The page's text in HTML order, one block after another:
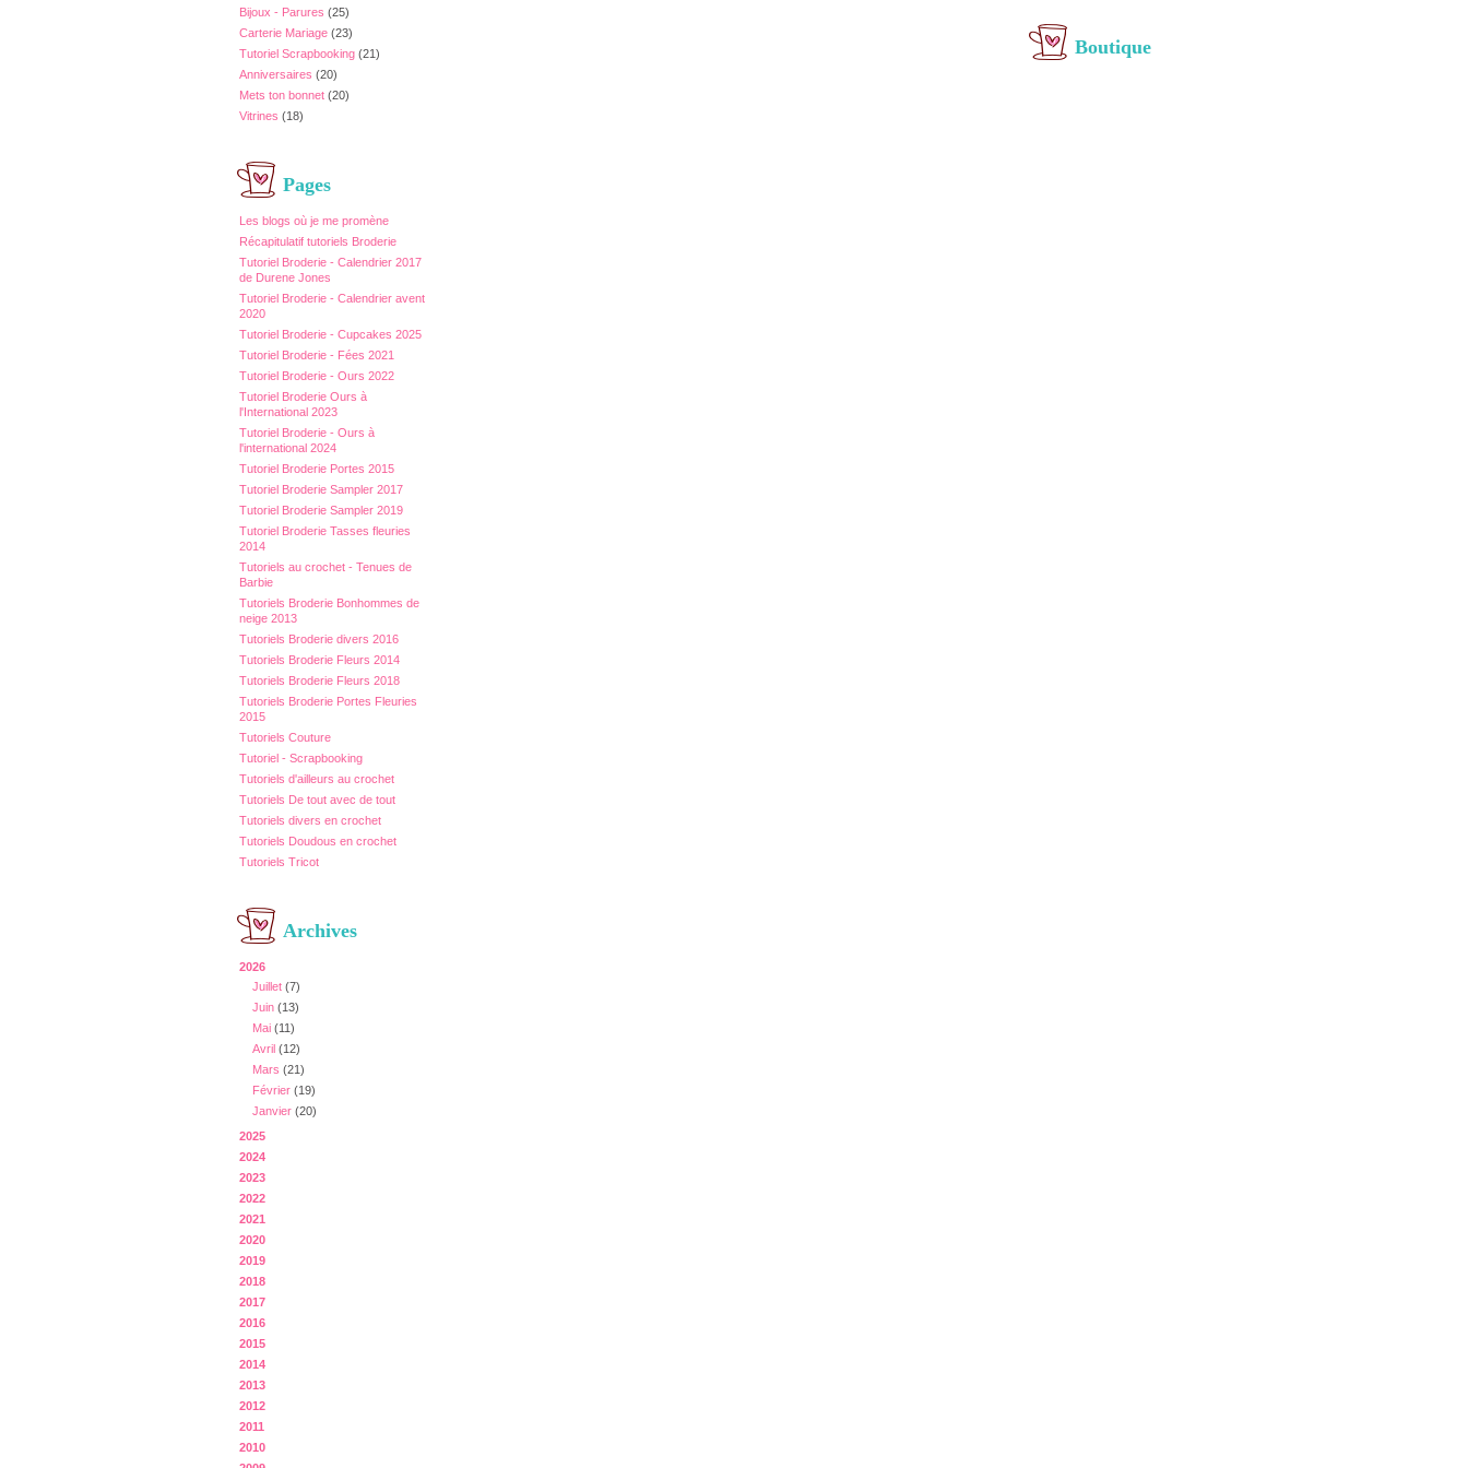
Bijoux - Parures (25)
Carterie Mariage (23)
Tutoriel Scrapbooking (21)
Anniversaires (20)
Mets ton bonnet (20)
Vitrines (18)
Pages
Les blogs où je me promène
Récapitulatif tutoriels Broderie
Tutoriel Broderie - Calendrier 2017
de Durene Jones
Tutoriel Broderie - Calendrier avent
2020
Tutoriel Broderie - Cupcakes 2025
Tutoriel Broderie - Fées 2021
Tutoriel Broderie - Ours 2022
Tutoriel Broderie Ours à
l'International 2023
Tutoriel Broderie - Ours à
l'international 2024
Tutoriel Broderie Portes 2015
Tutoriel Broderie Sampler 2017
Tutoriel Broderie Sampler 2019
Tutoriel Broderie Tasses fleuries
2014
Tutoriels au crochet - Tenues de
Barbie
Tutoriels Broderie Bonhommes de
neige 2013
Tutoriels Broderie divers 2016
Tutoriels Broderie Fleurs 2014
Tutoriels Broderie Fleurs 2018
Tutoriels Broderie Portes Fleuries
2015
Tutoriels Couture
Tutoriel - Scrapbooking
Tutoriels d'ailleurs au crochet
Tutoriels De tout avec de tout
Tutoriels divers en crochet
Tutoriels Doudous en crochet
Tutoriels Tricot
Archives
2026
Juillet (7)
Juin (13)
Mai (11)
Avril (12)
Mars (21)
Février (19)
Janvier (20)
2025
2024
2023
2022
2021
2020
2019
2018
2017
2016
2015
2014
2013
2012
2011
2010
Boutique